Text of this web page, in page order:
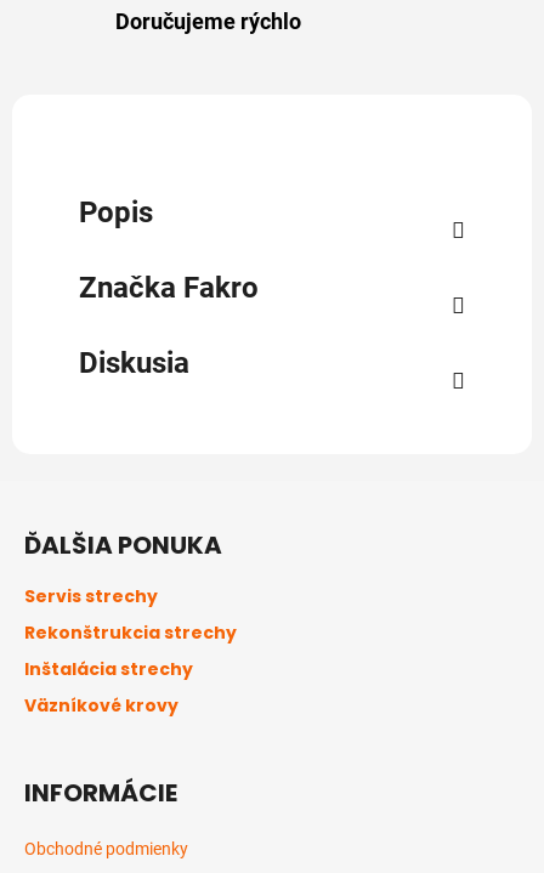
Doručujeme rýchlo
Popis
Značka Fakro
Diskusia
ĎALŠIA PONUKA
Servis strechy
Rekonštrukcia strechy
Inštalácia strechy
Väzníkové krovy
INFORMÁCIE
Obchodné podmienky